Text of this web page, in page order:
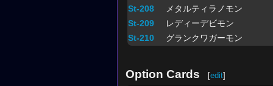
St-208
メタルティラノモン
St-209
レディーデビモン
St-210
グランクワガーモン
Option Cards [edit]